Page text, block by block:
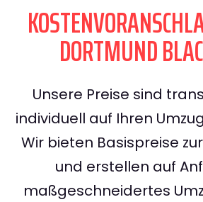
DORTMUND
Unsere Preise sind
individuell auf Ihren
Wir bieten Basispreise
und erstellen auf
maßgeschneidertes